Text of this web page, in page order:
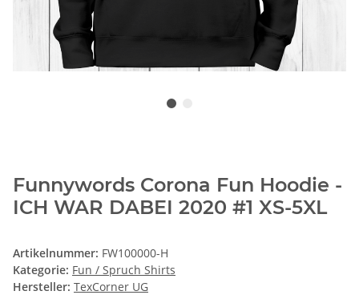
Funnywords Corona Fun Hoodie -
ICH WAR DABEI 2020 #1 XS-5XL
Artikelnummer: FW100000-H
Kategorie: Fun / Spruch Shirts
Hersteller: TexCorner UG